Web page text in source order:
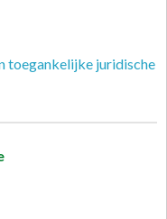
toegankelijke juridische